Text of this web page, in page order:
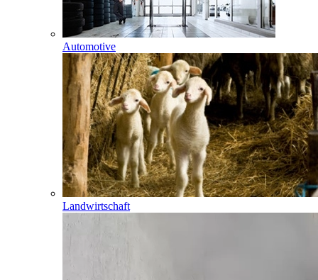
Automotive
Landwirtschaft